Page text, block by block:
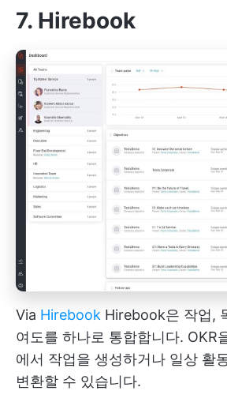
7. Hirebook
Via Hirebook Hirebook은 작업,
여도를 하나로 통합합니다. OKR
에서 작업을 생성하거나 일상 활
변환할 수 있습니다.